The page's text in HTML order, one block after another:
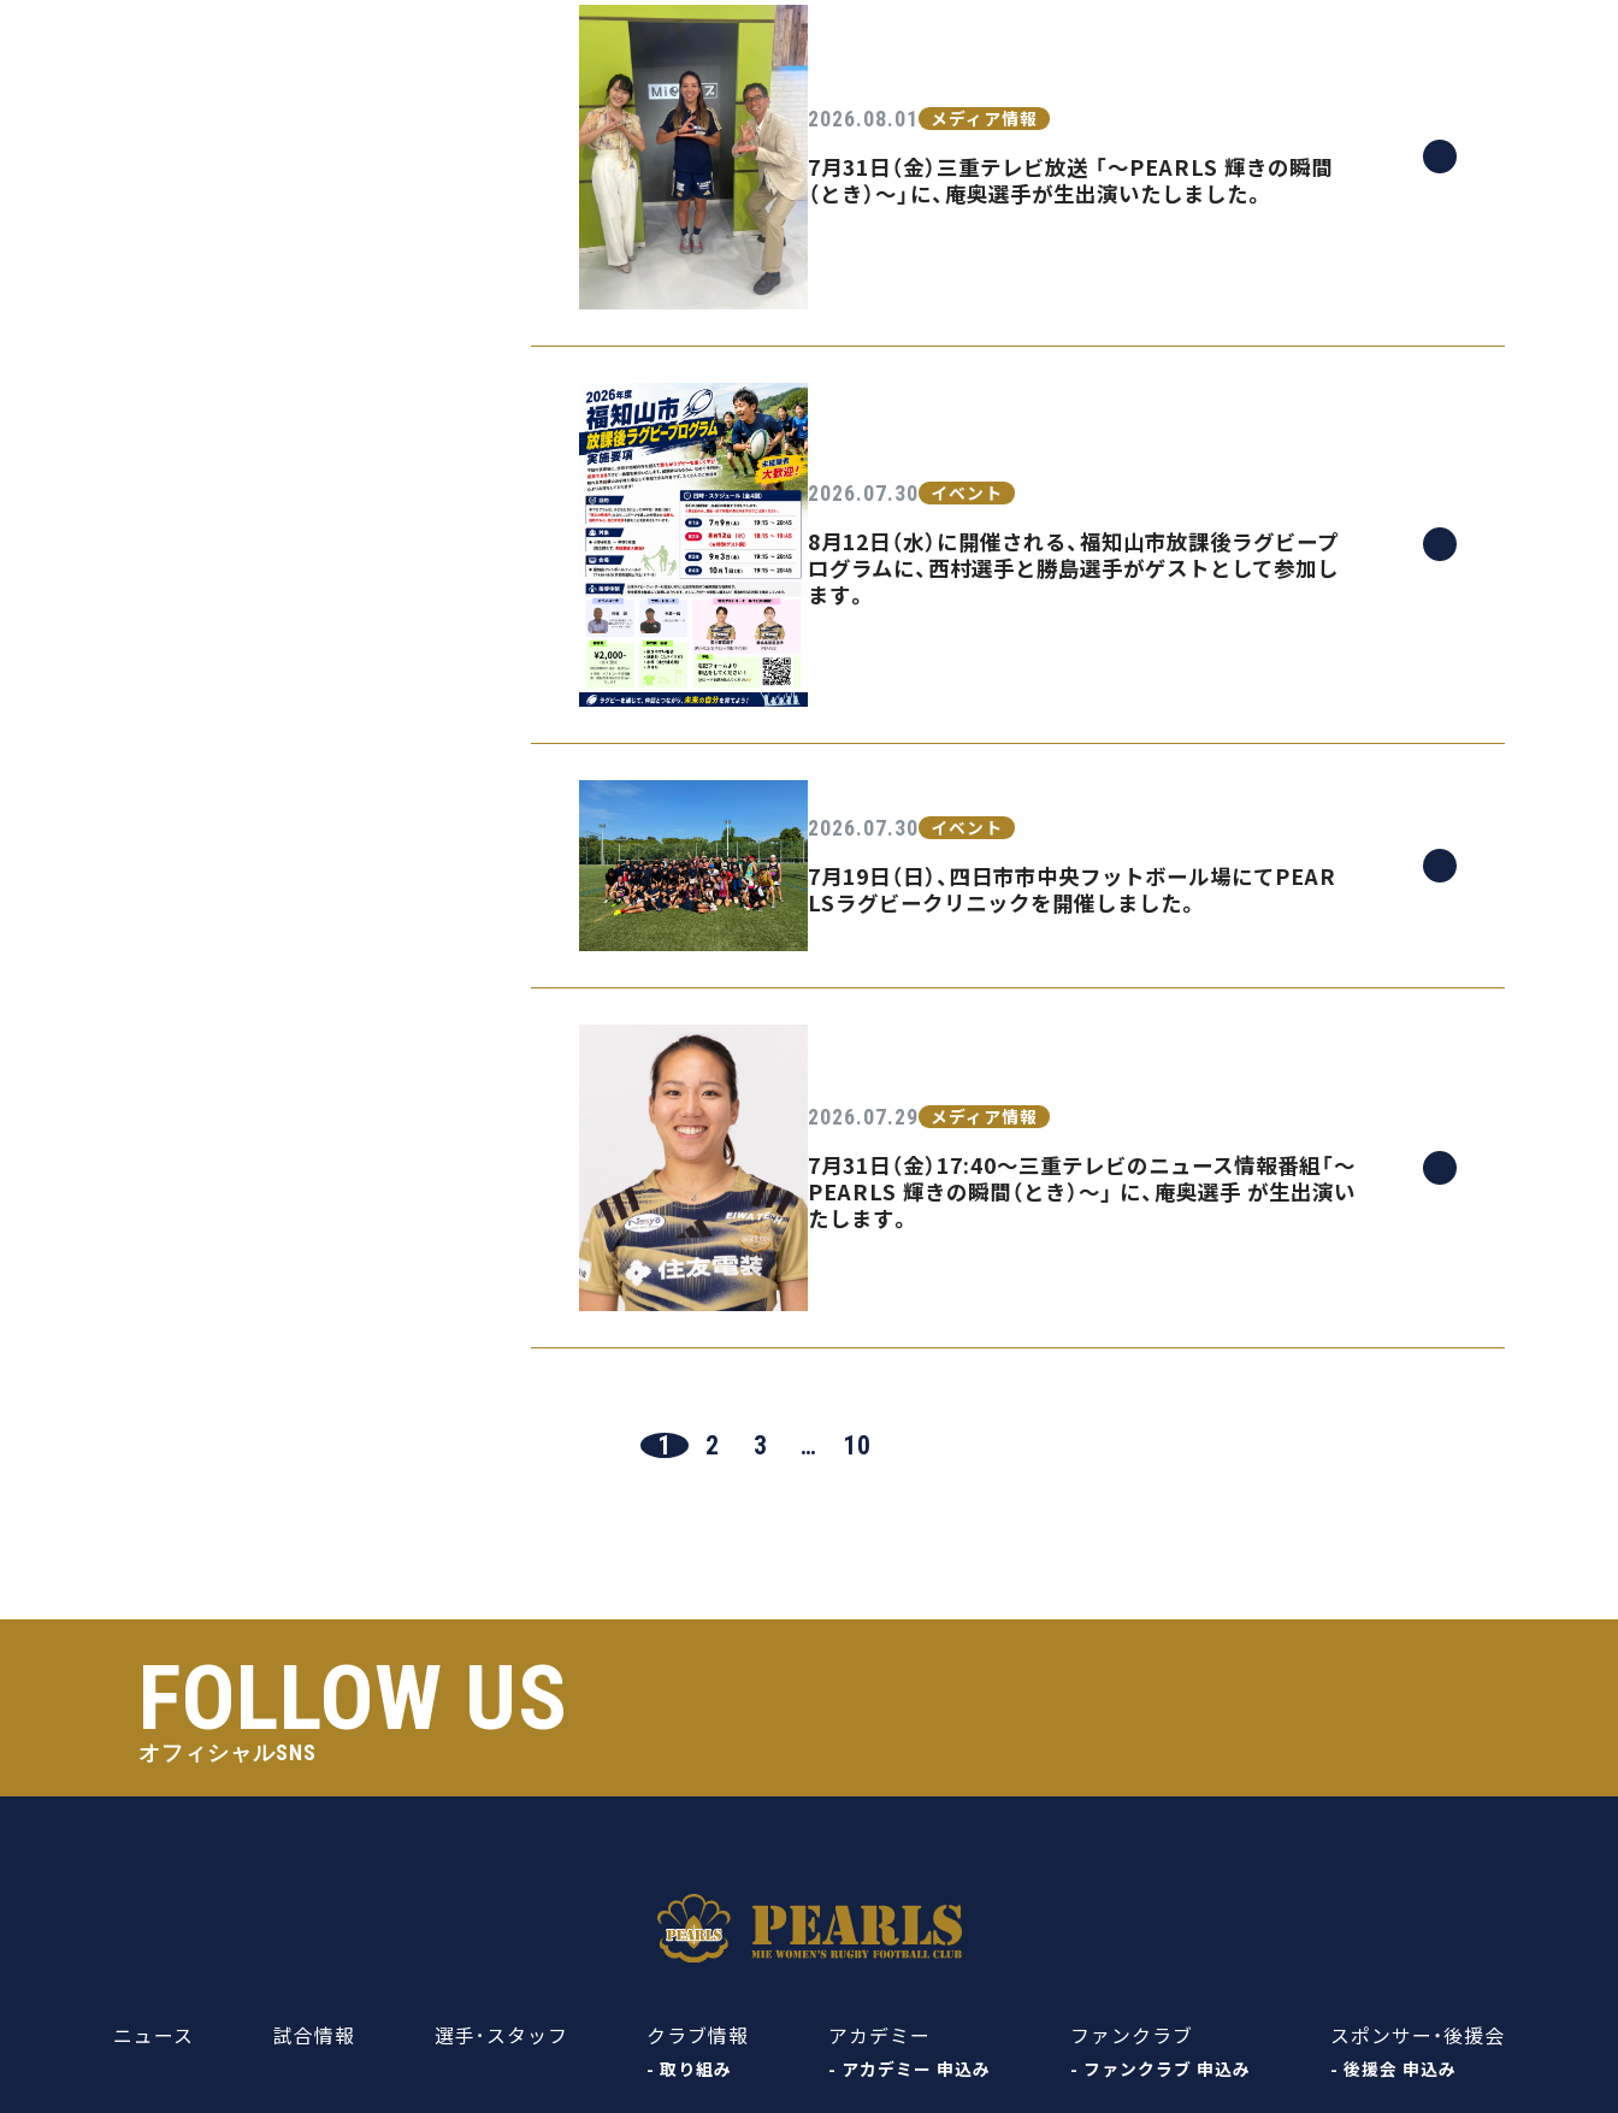
2026.08.01 メディア情報
7月31日（金）三重テレビ放送 「〜PEARLS 輝きの瞬間
（とき）〜」に、庵奥選手が生出演いたしました。
2026.07.30 イベント
8月12日（水）に開催される、福知山市放課後ラグビープ
ログラムに、西村選手と勝島選手がゲストとして参加し
ます。
2026.07.30 イベント
7月19日（日）、四日市市中央フットボール場にてPEAR
LSラグビークリニックを開催しました。
2026.07.29 メディア情報
7月31日（金）17:40〜三重テレビのニュース情報番組「〜
PEARLS 輝きの瞬間（とき）〜」 に、庵奥選手 が生出演い
たします。
1 2 3 … 10
FOLLOW US
オフィシャルSNS
ニュース 試合情報 選手･スタッフ クラブ情報
- 取り組み
アカデミー
- アカデミー 申込み
ファンクラブ
- ファンクラブ 申込み
スポンサー・後援会
- 後援会 申込み